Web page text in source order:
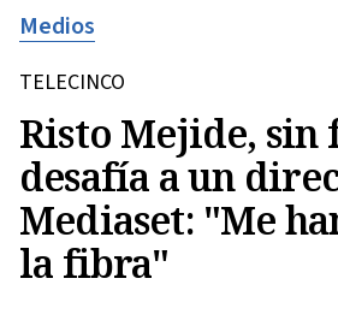
Medios
TELECINCO
Risto Mejide,
desafía a un
Mediaset: "Me
la fibra"